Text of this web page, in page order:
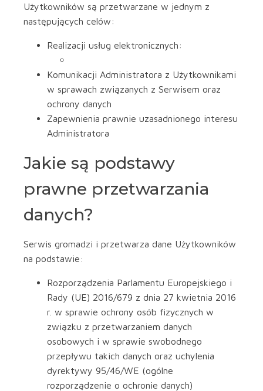
Użytkowników są przetwarzane w jednym z
następujących celów:
Realizacji usług elektronicznych:
Komunikacji Administratora z Użytkownikami
w sprawach związanych z Serwisem oraz
ochrony danych
Zapewnienia prawnie uzasadnionego interesu
Administratora
Jakie są podstawy
prawne przetwarzania
danych?
Serwis gromadzi i przetwarza dane Użytkowników
na podstawie:
Rozporządzenia Parlamentu Europejskiego i
Rady (UE) 2016/679 z dnia 27 kwietnia 2016
r. w sprawie ochrony osób fizycznych w
związku z przetwarzaniem danych
osobowych i w sprawie swobodnego
przepływu takich danych oraz uchylenia
dyrektywy 95/46/WE (ogólne
rozporządzenie o ochronie danych)